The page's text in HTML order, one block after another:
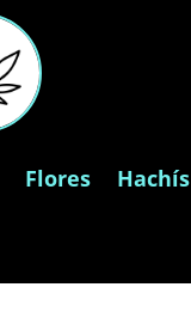
Flores Hachís